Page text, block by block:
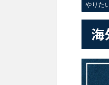
やりた
海